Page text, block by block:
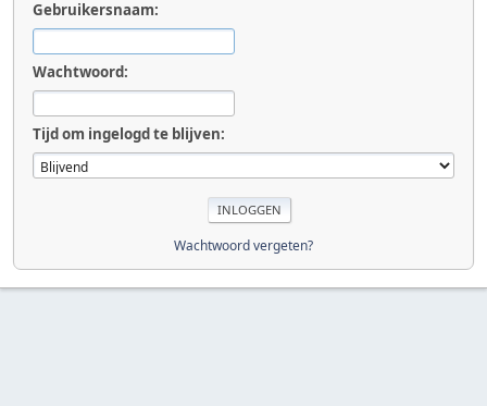
Gebruikersnaam:
Wachtwoord:
Tijd om ingelogd te blijven:
Wachtwoord vergeten?